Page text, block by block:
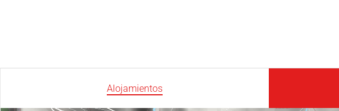
Alojamientos